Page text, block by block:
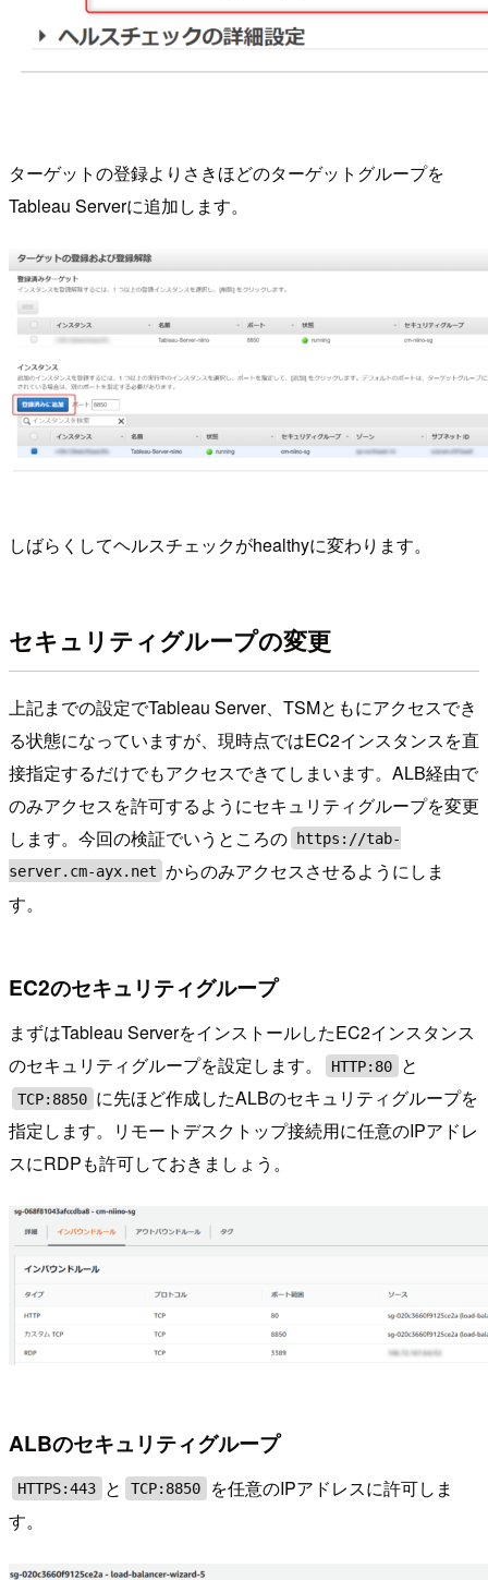
ターゲットの登録よりさきほどのターゲットグループを
Tableau Serverに追加します。
しばらくしてヘルスチェックがhealthyに変わります。
セキュリティグループの変更
上記までの設定でTableau Server、TSMともにアクセスでき
る状態になっていますが、現時点ではEC2インスタンスを直
接指定するだけでもアクセスできてしまいます。ALB経由で
のみアクセスを許可するようにセキュリティグループを変更
します。今回の検証でいうところの https://tab-
server.cm-ayx.net からのみアクセスさせるようにしま
す。
EC2のセキュリティグループ
まずはTableau ServerをインストールしたEC2インスタンス
のセキュリティグループを設定します。
HTTP:80 と
TCP:8850 に先ほど作成したALBのセキュリティグループを
指定します。リモートデスクトップ接続用に任意のIPアドレ
スにRDPも許可しておきましょう。
ALBのセキュリティグループ
HTTPS:443 と TCP:8850
を任意のIPアドレスに許可しま
す。